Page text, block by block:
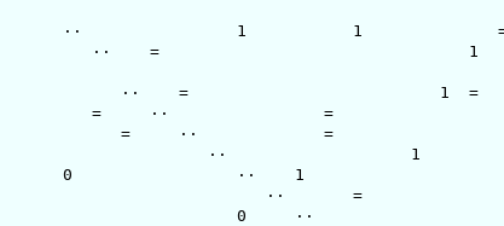
2661 2.5 3
2.5 3
2.0 3
2.0 3 3.00
3004 2.0 3
2778 2.0 3
2.0 3
2.0 3
2965 2.0 3